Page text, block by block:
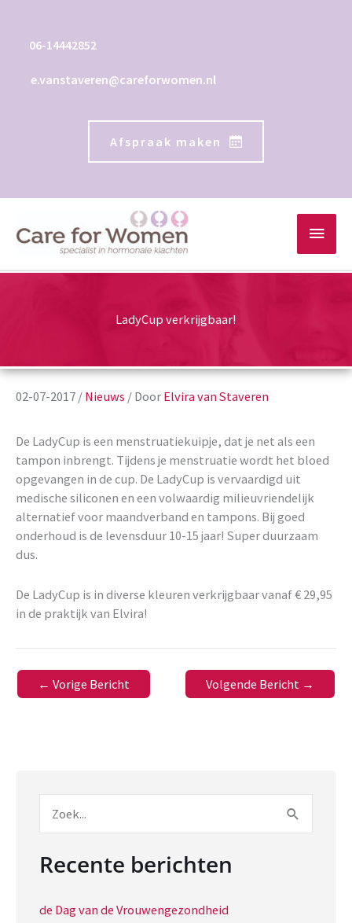
06-14442852
e.vanstaveren@careforwomen.nl
Afspraak maken
LadyCup verkrijgbaar!
02-07-2017 / Nieuws / Door Elvira van Staveren
De LadyCup is een menstruatiekuipje, dat je net als een
tampon inbrengt. Tijdens je menstruatie wordt het bloed
opgevangen in de cup. De LadyCup is vervaardigd uit
medische siliconen en een volwaardig milieuvriendelijk
alternatief voor maandverband en tampons. Bij goed
onderhoud is de levensduur 10-15 jaar! Super duurzaam
dus.
De LadyCup is in diverse kleuren verkrijgbaar vanaf € 29,95
in de praktijk van Elvira!
← Vorige Bericht Volgende Bericht →
o
e
n
Recente berichten
de Dag van de Vrouwengezondheid